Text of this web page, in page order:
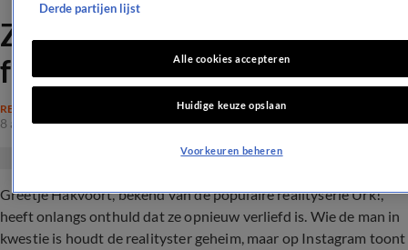
ZIEN: Urk!-ster Greetje deelt
foto met nieuwe vriend
REALITY
8 aug 2024, 13:17
Greetje Hakvoort, bekend van de populaire realityserie Urk!,
heeft onlangs onthuld dat ze opnieuw verliefd is. Wie de man in
kwestie is houdt de realityster geheim, maar op Instagram toont
Derde partijen lijst
Alle cookies accepteren
Huidige keuze opslaan
Voorkeuren beheren